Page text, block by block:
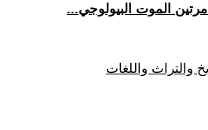
الموت البيولوجي...
والتراث واللغات